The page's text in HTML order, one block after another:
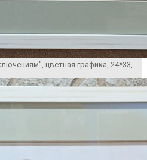
цветная графика, 24*33,